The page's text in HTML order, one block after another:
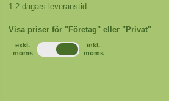
1-2 dagars leveranstid
Visa priser för "Företag" eller "Privat"
exkl.
moms
inkl.
moms